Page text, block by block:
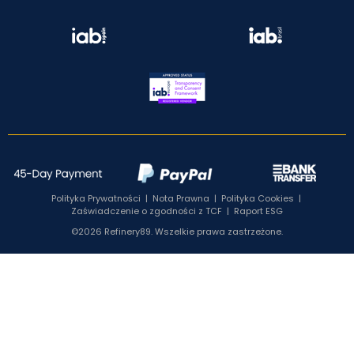
Polityka Prywatności | Nota Prawna | Polityka Cookies |
Zaświadczenie o zgodności z TCF | Raport ESG
©2026 Refinery89. Wszelkie prawa zastrzeżone.